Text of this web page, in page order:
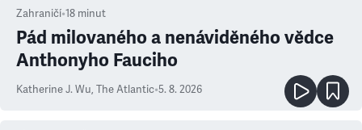
Zahraničí•18 minut
Pád milovaného a nenáviděného vědce
Anthonyho Fauciho
Katherine J. Wu, The Atlantic•5. 8. 2026